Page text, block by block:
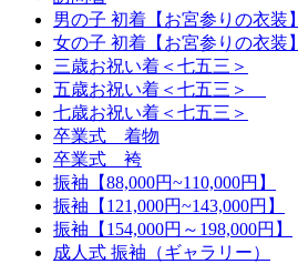
男の子 初着【お宮参りの衣装】
女の子 初着【お宮参りの衣装】
三歳お祝い着＜七五三＞
五歳お祝い着＜七五三＞
七歳お祝い着＜七五三＞
卒業式 着物
卒業式 袴
振袖【88,000円~110,000円】
振袖【121,000円~143,000円】
振袖【154,000円～198,000円】
成人式 振袖（ギャラリー）